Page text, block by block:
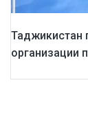
Таджикистан
организации